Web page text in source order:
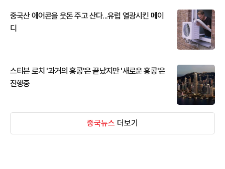
중국산 에어콘을 웃돈 주고 산다...유럽 열광시킨 메이
디
스티븐 로치 '과거의 홍콩'은 끝났지만 '새로운 홍콩'은
진행중
중국뉴스 더보기